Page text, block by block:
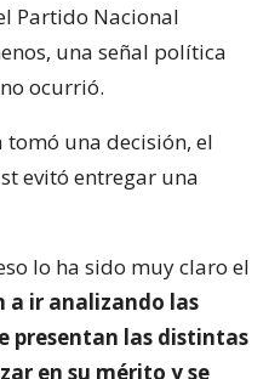
Partido Nacional
una señal política
ocurrió.
tomó una decisión, el
evitó entregar una
lo ha sido muy claro el
a ir analizando las
presentan las distintas
en su mérito y se